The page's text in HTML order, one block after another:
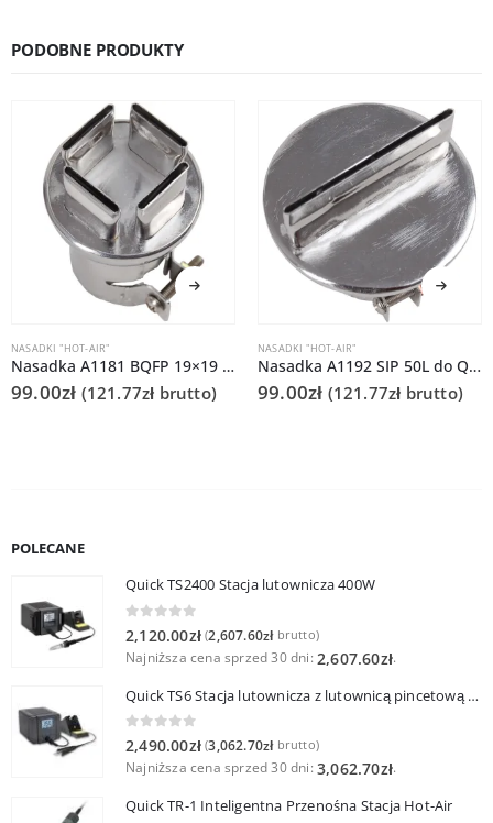
PODOBNE PRODUKTY
NASADKI "HOT-AIR"
Nasadka A1181 BQFP 19×19 do Quick 861DS/855PG/706
99.00zł (121.77zł brutto)
NASADKI "HOT-AIR"
Nasadka A1192 SIP 50L do Quick 861DS/855PG/706
99.00zł (121.77zł brutto)
POLECANE
Quick TS2400 Stacja lutownicza 400W
2,120.00zł (2,607.60złbrutto)
Najniższa cena sprzed 30 dni: 2,607.60zł.
Quick TS6 Stacja lutownicza z lutownicą pincetową 60W
0 out of 5
2,490.00zł (3,062.70złbrutto)
Najniższa cena sprzed 30 dni: 3,062.70zł.
Quick TR-1 Inteligentna Przenośna Stacja Hot-Air